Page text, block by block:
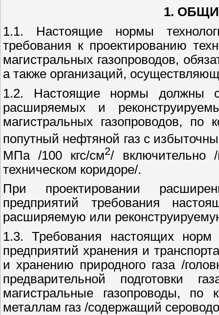
1.
1.1. Настоящие нормы
требования к проектированию
магистральных газопроводов,
а также организаций,
1.2. Настоящие нормы должны
расширяемых и
магистральных газопроводов, по
попутный нефтяной газ с
МПа /100 кгс/см2/ включительно
техническом коридоре/.
При проектировании
предприятий требования
расширяемую или
1.3. Требования настоящих норм
предприятий хранения и
и хранению природного газа /
предварительной подготовки
магистральные газопроводы, по
металлам газ /содержащий